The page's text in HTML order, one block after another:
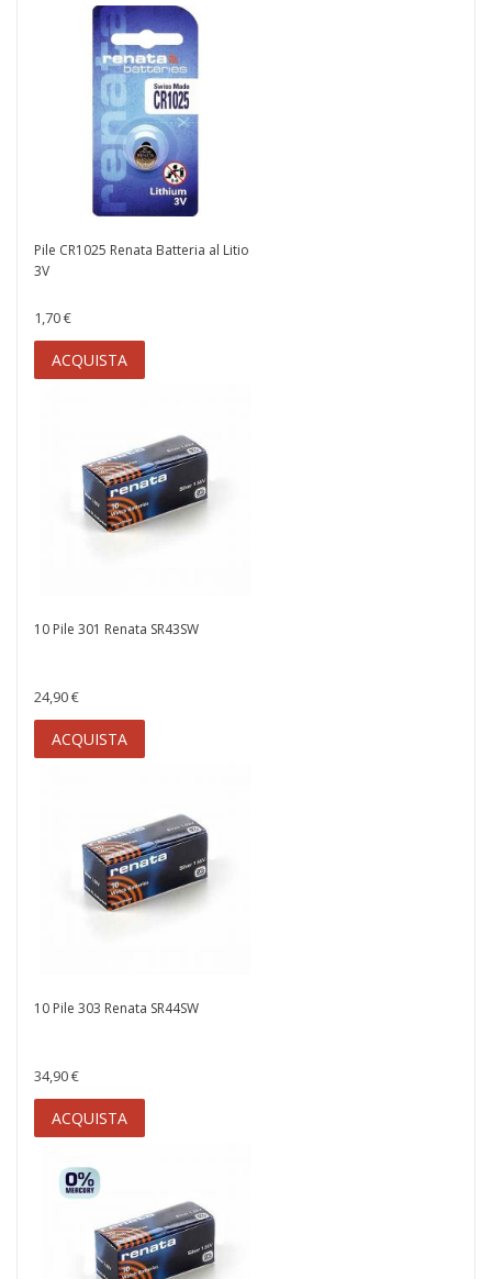
Pile CR1025 Renata Batteria al Litio
3V
1,70 €
ACQUISTA
10 Pile 301 Renata SR43SW
24,90 €
ACQUISTA
10 Pile 303 Renata SR44SW
34,90 €
ACQUISTA